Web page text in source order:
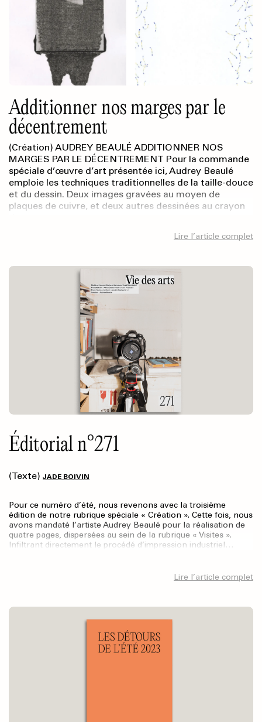
Additionner nos marges par le
décentrement
(Création) AUDREY BEAULÉ ADDITIONNER NOS
MARGES PAR LE DÉCENTREMENT Pour la commande
spéciale d’œuvre d’art présentée ici, Audrey Beaulé
emploie les techniques traditionnelles de la taille-douce
et du dessin. Deux images gravées au moyen de
plaques de cuivre, et deux autres dessinées au crayon
Lire l’article complet
Éditorial n°271
(Texte) JADE BOIVIN
Pour ce numéro d’été, nous revenons avec la troisième
édition de notre rubrique spéciale « Création ». Cette fois, nous
avons mandaté l’artiste Audrey Beaulé pour la réalisation de
quatre pages, dispersées au sein de la rubrique « Visites ».
Infiltrant directement le procédé d’impression industriel…
Lire l’article complet